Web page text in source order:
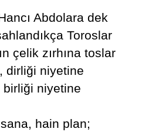
Abdolara dek
Toroslar
çelik zırhına toslar
dirliği niyetine
niyetine
hain plan;